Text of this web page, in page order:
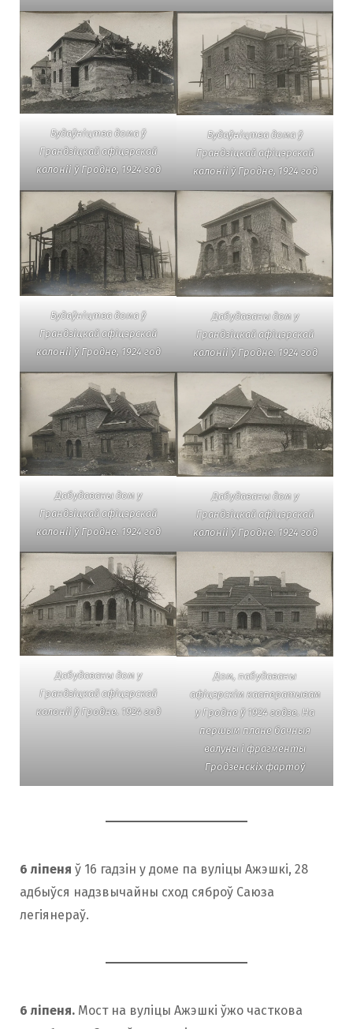
Будаўніцтва дома ў
Грандзіцкай афіцэрскай
калоніі ў Гродне, 1924 год
Будаўніцтва дома ў
Грандзіцкай афіцэрскай
калоніі ў Гродне, 1924 год
Будаўніцтва дома ў
Грандзіцкай афіцэрскай
калоніі ў Гродне, 1924 год
Дабудаваны дом у
Грандзіцкай афіцэрскай
калоніі ў Гродне. 1924 год
Дабудаваны дом у
Грандзіцкай афіцэрскай
калоніі ў Гродне. 1924 год
Дабудаваны дом у
Грандзіцкай афіцэрскай
калоніі ў Гродне. 1924 год
Дабудаваны дом у
Грандзіцкай афіцэрскай
калоніі ў Гродне. 1924 год
Дом, пабудаваны
афіцэрскім кааператывам
у Гродне ў 1924 годзе. На
першым плане бачныя
валуны і фрагменты
Гродзенскіх фартоў
6 ліпеня ў 16 гадзін у доме па вуліцы Ажэшкі, 28
адбыўся надзвычайны сход сяброў Саюза
легіянераў.
6 ліпеня. Мост на вуліцы Ажэшкі ўжо часткова